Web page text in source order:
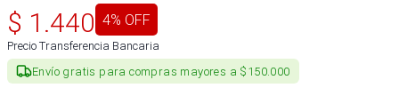
$ 1.440 4% OFF
Precio Transferencia Bancaria
Envío gratis para compras mayores a $150.000